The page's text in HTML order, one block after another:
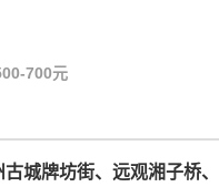
700元
城牌坊街、远观湘子桥